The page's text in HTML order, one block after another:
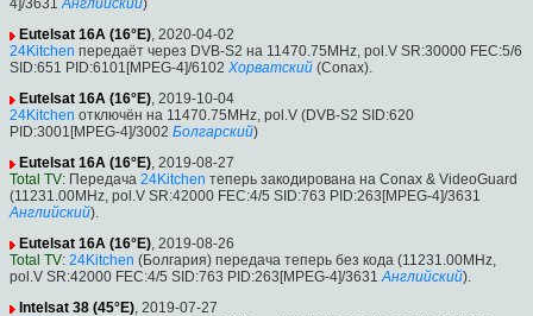
4]/3631 Английский)
Eutelsat 16A (16°E), 2020-04-02
24Kitchen передаёт через DVB-S2 на 11470.75MHz, pol.V SR:30000 FEC:5/6
SID:651 PID:6101[MPEG-4]/6102 Хорватский (Conax).
Eutelsat 16A (16°E), 2019-10-04
24Kitchen отключён на 11470.75MHz, pol.V (DVB-S2 SID:620
PID:3001[MPEG-4]/3002 Болгарский)
Eutelsat 16A (16°E), 2019-08-27
Total TV: Передача 24Kitchen теперь закодирована на Conax & VideoGuard
(11231.00MHz, pol.V SR:42000 FEC:4/5 SID:763 PID:263[MPEG-4]/3631
Английский).
Eutelsat 16A (16°E), 2019-08-26
Total TV: 24Kitchen (Болгария) передача теперь без кода (11231.00MHz,
pol.V SR:42000 FEC:4/5 SID:763 PID:263[MPEG-4]/3631 Английский).
Intelsat 38 (45°E), 2019-07-27